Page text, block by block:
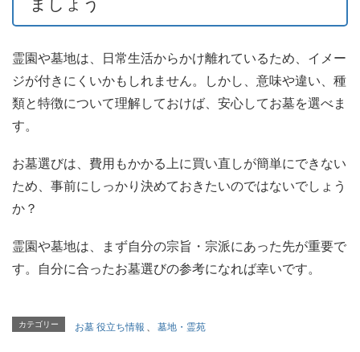
霊園や墓地は、日常生活からかけ離れているため、イメー
ジが付きにくいかもしれません。しかし、意味や違い、種
類と特徴について理解しておけば、安心してお墓を選べま
す。
お墓選びは、費用もかかる上に買い直しが簡単にできない
ため、事前にしっかり決めておきたいのではないでしょう
か？
霊園や墓地は、まず自分の宗旨・宗派にあった先が重要で
す。自分に合ったお墓選びの参考になれば幸いです。
カテゴリー お墓 役立ち情報 、 墓地・霊苑